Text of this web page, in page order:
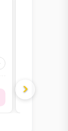
Giá từ:
›